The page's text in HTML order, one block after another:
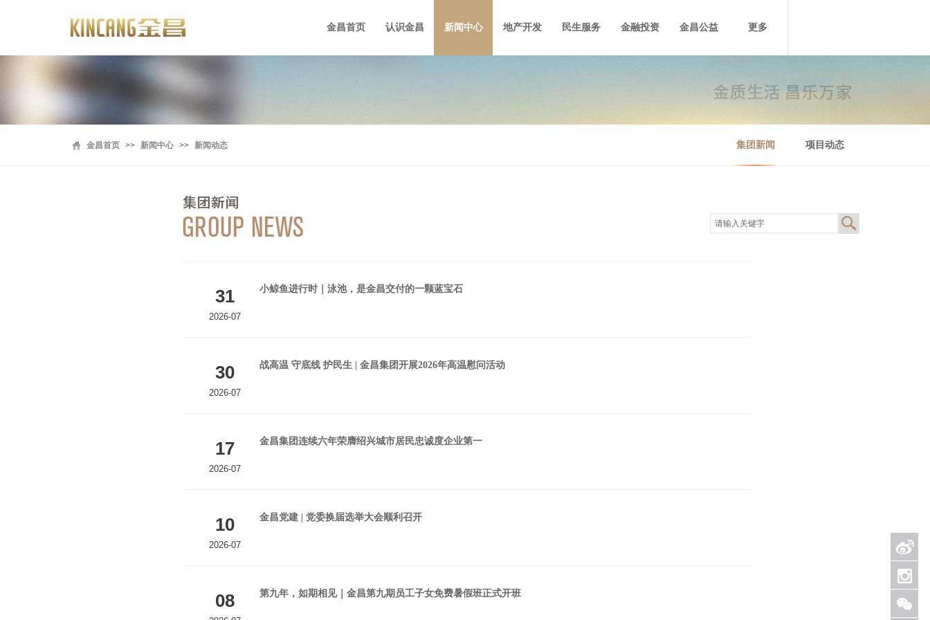
金昌首页 认识金昌 新闻中心 地产开发 民生服务 金融投资 金昌公益 更多
金昌首页 >> 新闻中心 >> 新闻动态 集团新闻 项目动态
31
2026-07
小鲸鱼进行时｜泳池，是金昌交付的一颗蓝宝石
30
2026-07
战高温 守底线 护民生 | 金昌集团开展2026年高温慰问活动
17
2026-07
金昌集团连续六年荣膺绍兴城市居民忠诚度企业第一
10
2026-07
金昌党建 | 党委换届选举大会顺利召开
08 第九年，如期相见｜金昌第九期员工子女免费暑假班正式开班